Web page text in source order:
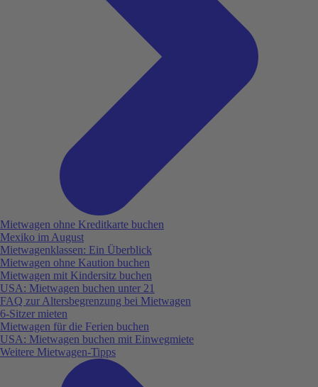
Mietwagen ohne Kreditkarte buchen
Mexiko im August
Mietwagenklassen: Ein Überblick
Mietwagen ohne Kaution buchen
Mietwagen mit Kindersitz buchen
USA: Mietwagen buchen unter 21
FAQ zur Altersbegrenzung bei Mietwagen
6-Sitzer mieten
Mietwagen für die Ferien buchen
USA: Mietwagen buchen mit Einwegmiete
Weitere Mietwagen-Tipps